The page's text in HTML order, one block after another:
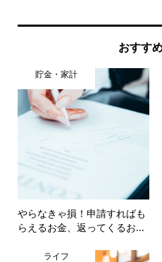
おすす
貯金・家計
やらなきゃ損！申請すればも
らえるお金、返ってくるお...
ライフ